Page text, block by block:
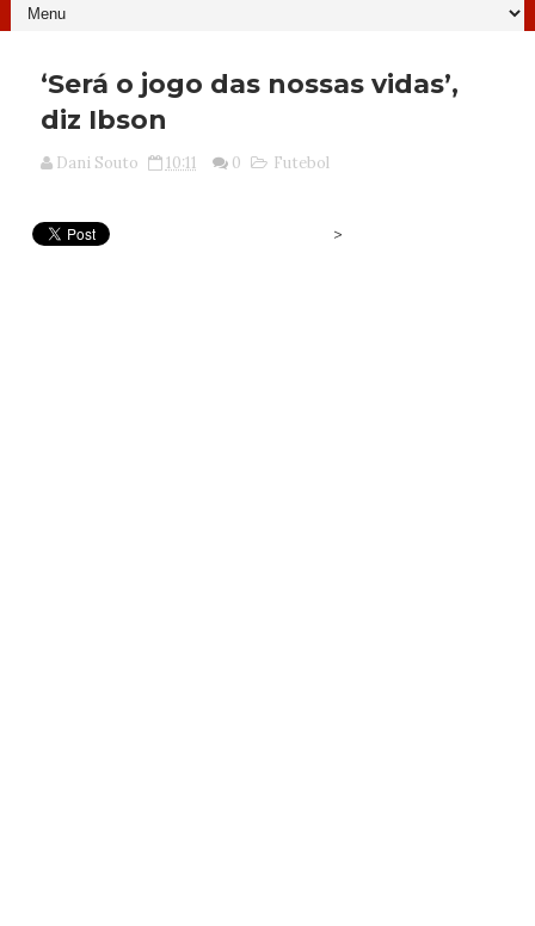
‘Será o jogo das nossas vidas’,
diz Ibson
Dani Souto 10:11 0 Futebol
>